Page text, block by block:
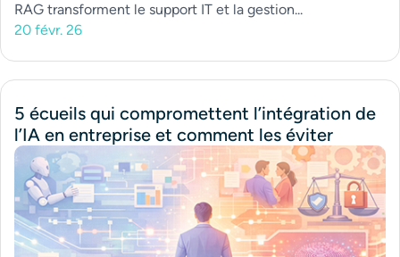
RAG transforment le support IT et la gestion...
20 févr. 26
5 écueils qui compromettent l’intégration de
l’IA en entreprise et comment les éviter